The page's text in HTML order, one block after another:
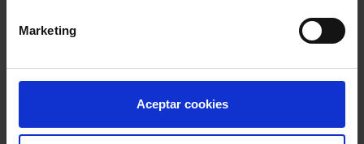
Marketing
Aceptar cookies